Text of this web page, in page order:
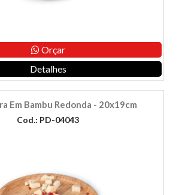
Orçar
Detalhes
Em Bambu Redonda - 20x19cm
Cod.: PD-04043